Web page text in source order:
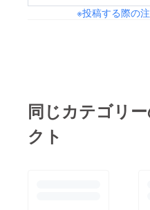
をして欲しいな、
私共で声優様ご本
に知っていただ
テーブルも買った
すが9月に届くの
※投稿する際の
同じカテゴリ
クト